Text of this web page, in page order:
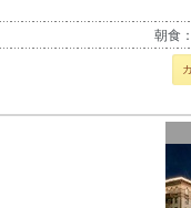
朝食